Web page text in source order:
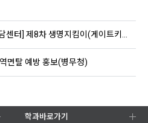
] 제8차 생명지킴이(게이트키퍼) 양성교육 프로그램 안내
면탈 예방 홍보(병무청)
학과바로가기